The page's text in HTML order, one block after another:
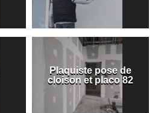
Plaquiste pose de
cloison et placo 82